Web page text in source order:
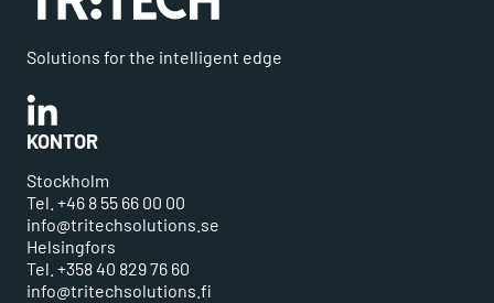
Solutions for the intelligent edge
Linkedin
KONTOR
Stockholm
Tel. +46 8 55 66 00 00
info@tritechsolutions.se
Helsingfors
Tel. +358 40 829 76 60
info@tritechsolutions.fi